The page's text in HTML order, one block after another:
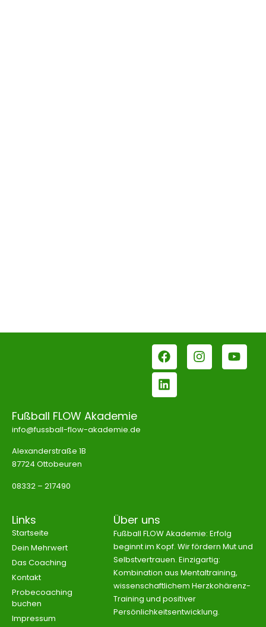
Fußball FLOW Akademie
info@fussball-flow-akademie.de
Alexanderstraße 1B
87724 Ottobeuren
08332 – 217490
Links
Startseite
Dein Mehrwert
Das Coaching
Kontakt
Probecoaching
buchen
Impressum
Über uns
Fußball FLOW Akademie: Erfolg
beginnt im Kopf. Wir fördern Mut und
Selbstvertrauen. Einzigartig:
Kombination aus Mentaltraining,
wissenschaftlichem Herzkohärenz-
Training und positiver
Persönlichkeitsentwicklung.